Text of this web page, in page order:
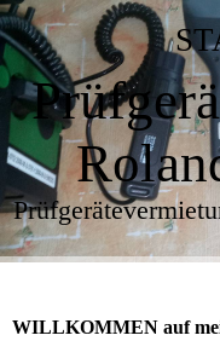
WILLKOMMEN auf